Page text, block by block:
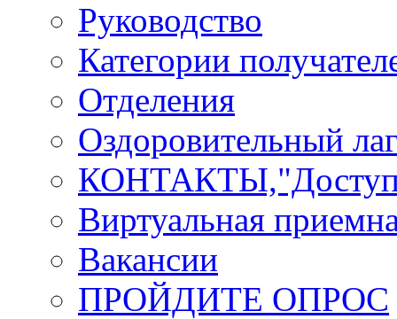
Руководство
Категории
Отделения
Оздоровительный
Виртуальная
Вакансии
ПРОЙДИТЕ ОПРОС